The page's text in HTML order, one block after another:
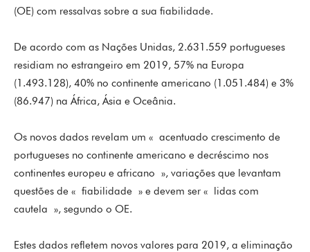
(OE) com ressalvas sobre a sua fiabilidade.
De acordo com as Nações Unidas, 2.631.559 portugueses
residiam no estrangeiro em 2019, 57% na Europa
(1.493.128), 40% no continente americano (1.051.484) e 3%
(86.947) na África, Ásia e Oceânia.
Os novos dados revelam um « acentuado crescimento de
portugueses no continente americano e decréscimo nos
continentes europeu e africano », variações que levantam
questões de « fiabilidade » e devem ser « lidas com
cautela », segundo o OE.
Estes dados refletem novos valores para 2019, a eliminação